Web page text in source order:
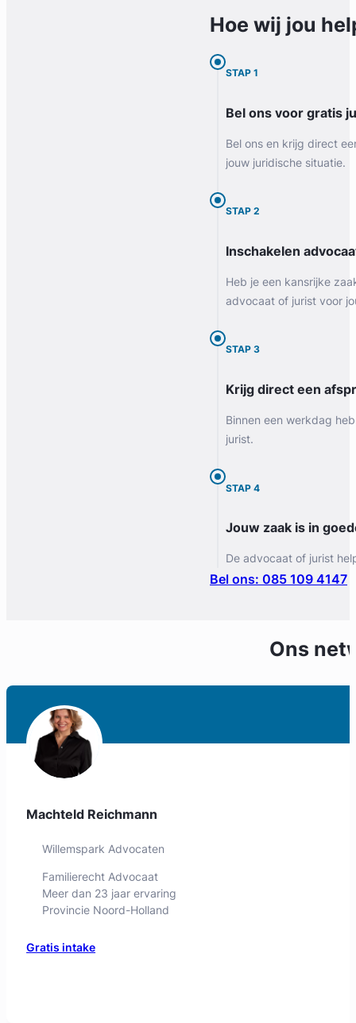
Hoe wij jou
STAP 1
Bel ons voor gratis
Bel ons en krijg direct
jouw juridische situatie.
STAP 2
Inschakelen
Heb je een kansrijke
advocaat of jurist voor
STAP 3
Krijg direct een
Binnen een werkdag
jurist.
STAP 4
Jouw zaak is in
De advocaat of jurist
Bel ons: 085 109 4147
Ons